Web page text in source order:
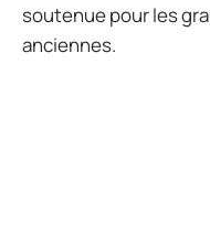
soutenue pour les
anciennes.